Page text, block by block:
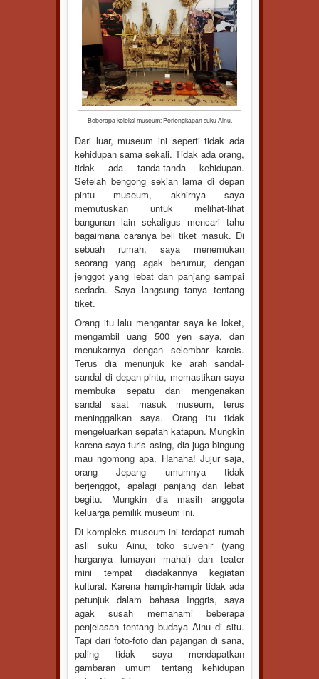
Beberapa koleksi museum:Perlengkapan suku Ainu.
Dari luar, museum ini seperti tidak ada
kehidupan sama sekali. Tidak ada orang,
tidak ada tanda-tanda kehidupan.
Setelah bengong sekian lama di depan
pintu museum, akhirnya saya
memutuskan untuk melihat-lihat
bangunan lain sekaligus mencari tahu
bagaimana caranya beli tiket masuk. Di
sebuah rumah, saya menemukan
seorang yang agak berumur, dengan
jenggot yang lebat dan panjang sampai
sedada. Saya langsung tanya tentang
tiket.
Orang itu lalu mengantar saya ke loket,
mengambil uang 500 yen saya, dan
menukarnya dengan selembar karcis.
Terus dia menunjuk ke arah sandal-
sandal di depan pintu, memastikan saya
membuka sepatu dan mengenakan
sandal saat masuk museum, terus
meninggalkan saya. Orang itu tidak
mengeluarkan sepatah katapun. Mungkin
karena saya turis asing, dia juga bingung
mau ngomong apa. Hahaha! Jujur saja,
orang Jepang umumnya tidak
berjenggot, apalagi panjang dan lebat
begitu. Mungkin dia masih anggota
keluarga pemilik museum ini.
Di kompleks museum ini terdapat rumah
asli suku Ainu, toko suvenir (yang
harganya lumayan mahal) dan teater
mini tempat diadakannya kegiatan
kultural. Karena hampir-hampir tidak ada
petunjuk dalam bahasa Inggris, saya
agak susah memahami beberapa
penjelasan tentang budaya Ainu di situ.
Tapi dari foto-foto dan pajangan di sana,
paling tidak saya mendapatkan
gambaran umum tentang kehidupan